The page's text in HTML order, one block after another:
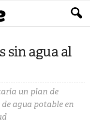
sin agua al
un plan de
agua potable en